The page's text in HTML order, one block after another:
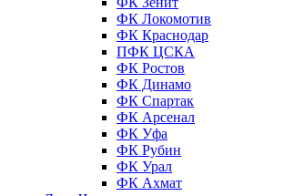
ФК Локомотив
ФК Краснодар
ПФК ЦСКА
ФК Ростов
ФК Динамо
ФК Спартак
ФК Арсенал
ФК Уфа
ФК Рубин
ФК Урал
ФК Ахмат